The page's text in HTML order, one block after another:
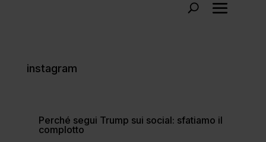
instagram
Perché segui Trump sui social: sfatiamo il
complotto